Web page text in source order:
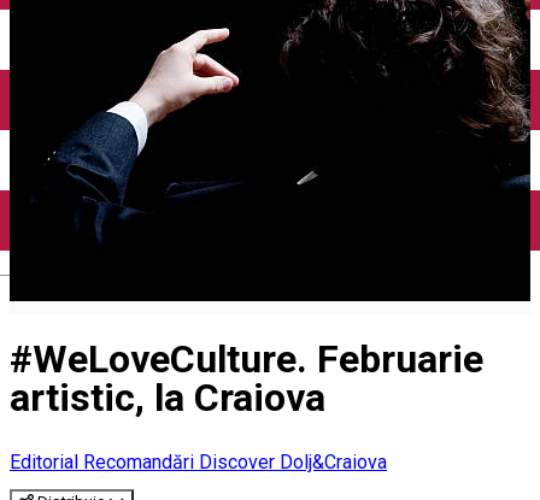
Închirieri biciclete
Încărcare vehicule electrice
#WeLoveCulture. Februarie
artistic, la Craiova
Editorial Recomandări Discover Dolj&Craiova